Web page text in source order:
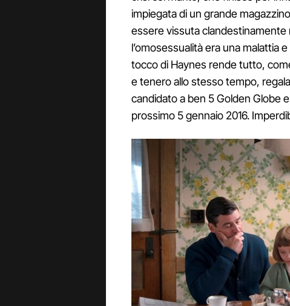
impiegata di un grande
essere vissuta clandestinamente
l’omosessualità era una malattia
tocco di Haynes rende tutto,
e tenero allo stesso tempo,
candidato a ben 5 Golden Globe
prossimo 5 gennaio 2016.